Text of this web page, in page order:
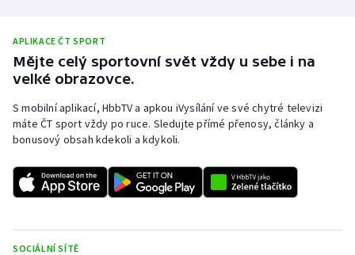
APLIKACE ČT SPORT
Mějte celý sportovní svět vždy u sebe i na
velké obrazovce.
S mobilní aplikací, HbbTV a apkou iVysílání ve své chytré televizi
máte ČT sport vždy po ruce. Sledujte přímé přenosy, články a
bonusový obsah kdekoli a kdykoli.
SOCIÁLNÍ SÍTĚ